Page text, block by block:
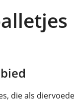
die als